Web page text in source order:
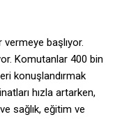
vermeye başlıyor.
Komutanlar 400 bin
konuşlandırmak
hızla artarken,
sağlık, eğitim ve